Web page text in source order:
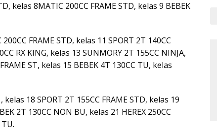
kelas 8MATIC 200CC FRAME STD, kelas 9 BEBEK
FRAME STD, kelas 11 SPORT 2T 140CC
RX KING, kelas 13 SUNMORY 2T 155CC NINJA,
ST, kelas 15 BEBEK 4T 130CC TU, kelas
18 SPORT 2T 155CC FRAME STD, kelas 19
2T 130CC NON BU, kelas 21 HEREX 250CC